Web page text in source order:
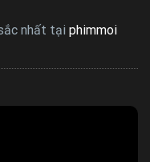
nhất tại phimmoi